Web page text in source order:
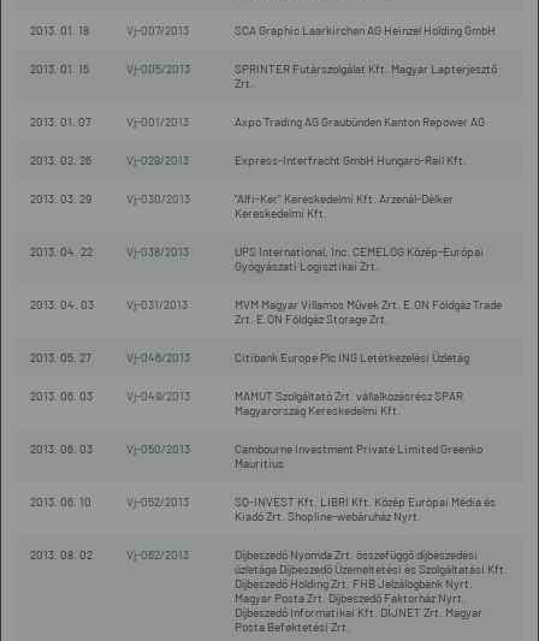
2013. 01. 18 Vj-007/2013 SCA Graphic Laarkirchen AG Heinzel Holding GmbH
2013. 01. 15 Vj-005/2013
SPRINTER Futárszolgálat Kft. Magyar Lapterjesztő
Zrt.
2013. 01. 07 Vj-001/2013 Axpo Trading AG Graubünden Kanton Repower AG
2013. 02. 26 Vj-029/2013 Express-Interfracht GmbH Hungaro-Rail Kft.
2013. 03. 29 Vj-030/2013
"Alfi-Ker" Kereskedelmi Kft. Arzenál-Délker
Kereskedelmi Kft.
2013. 04. 22 Vj-038/2013
UPS International, Inc. CEMELOG Közép-Európai
Gyógyászati Logisztikai Zrt.
2013. 04. 03 Vj-031/2013
MVM Magyar Villamos Művek Zrt. E.ON Földgáz Trade
Zrt. E.ON Földgáz Storage Zrt.
2013. 05. 27 Vj-046/2013 Citibank Europe Plc ING Letétkezelési Üzletág
2013. 06. 03 Vj-049/2013
MAMUT Szolgáltató Zrt. vállalkozásrész SPAR
Magyarország Kereskedelmi Kft.
2013. 06. 03 Vj-050/2013
Cambourne Investment Private Limited Greenko
Mauritius
2013. 06. 10 Vj-052/2013
SQ-INVEST Kft. LIBRI Kft. Közép Európai Média és
Kiadó Zrt. Shopline-webáruház Nyrt.
2013. 08. 02 Vj-062/2013
Díjbeszedő Nyomda Zrt. összefüggő díjbeszedési
üzletága Díjbeszedő Üzemeltetési és Szolgáltatási Kft.
Díjbeszedő Holding Zrt. FHB Jelzálogbank Nyrt.
Magyar Posta Zrt. Díjbeszedő Faktorház Nyrt.
Díjbeszedő Informatikai Kft. DÍJNET Zrt. Magyar
Posta Befektetési Zrt.